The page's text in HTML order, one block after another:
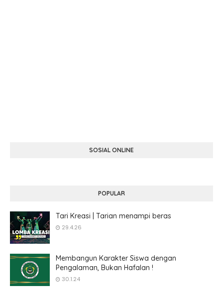
SOSIAL ONLINE
POPULAR
Tari Kreasi | Tarian menampi beras
29.4.26
Membangun Karakter Siswa dengan
Pengalaman, Bukan Hafalan !
30.1.24